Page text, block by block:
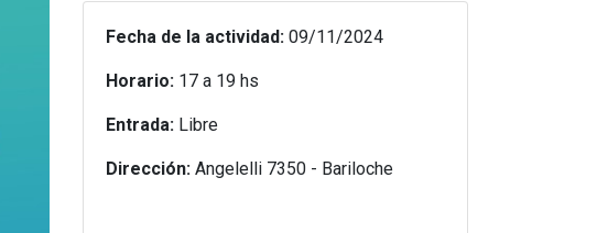
Fecha de la actividad: 09/11/2024
Horario: 17 a 19 hs
Entrada: Libre
Dirección: Angelelli 7350 - Bariloche